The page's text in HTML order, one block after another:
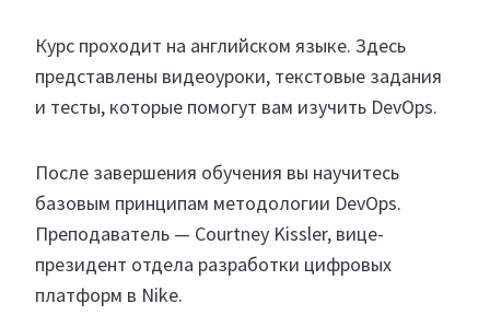
Курс проходит на английском языке. Здесь
представлены видеоуроки, текстовые задания
и тесты, которые помогут вам изучить DevOps.
После завершения обучения вы научитесь
базовым принципам методологии DevOps.
Преподаватель — Courtney Kissler, вице-
президент отдела разработки цифровых
платформ в Nike.